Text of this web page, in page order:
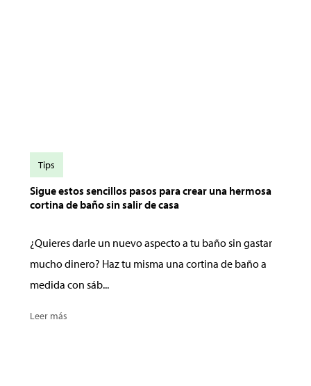
Sigue estos sencillos pasos para crear una hermosa
cortina de baño sin salir de casa
¿Quieres darle un nuevo aspecto a tu baño sin gastar
mucho dinero? Haz tu misma una cortina de baño a
medida con sáb...
Leer más
Tips